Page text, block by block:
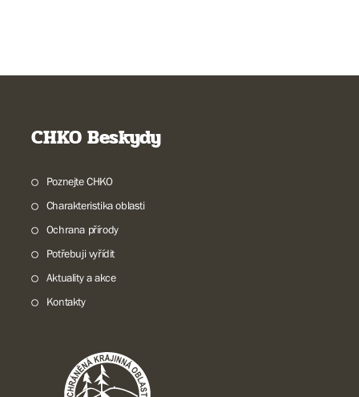
CHKO Beskydy
Poznejte CHKO
Charakteristika oblasti
Ochrana přírody
Potřebuji vyřídit
Aktuality a akce
Kontakty